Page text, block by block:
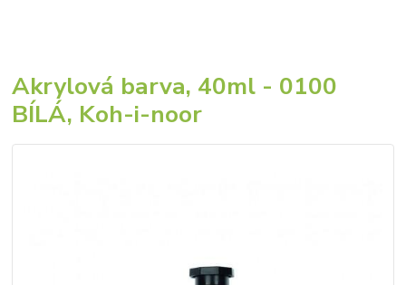
Akrylová barva, 40ml - 0100
BÍLÁ, Koh-i-noor